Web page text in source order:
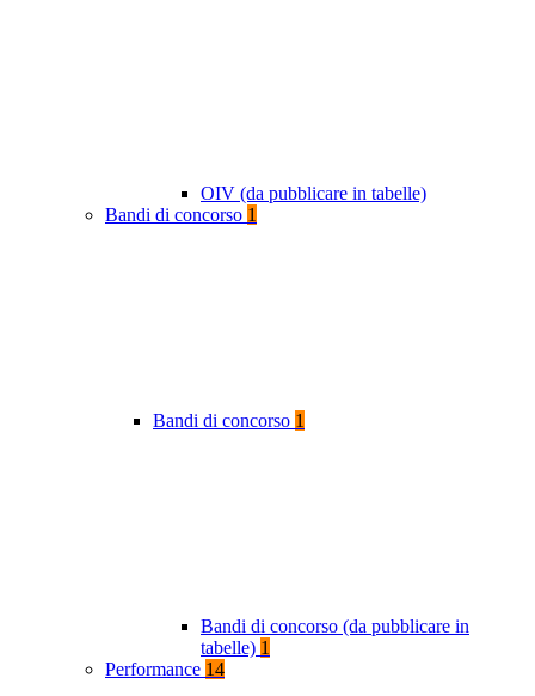
OIV (da pubblicare in tabelle)
Bandi di concorso 1
Bandi di concorso 1
Bandi di concorso (da pubblicare in
tabelle) 1
Performance 14